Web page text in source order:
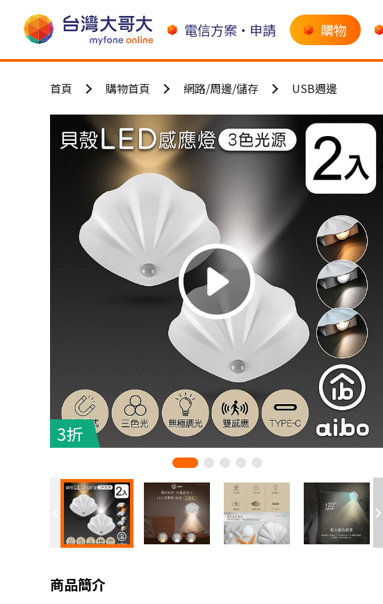
電信方案•申請 購物
首頁 購物首頁 網路/周邊/儲存 USB週邊
3折
商品簡介